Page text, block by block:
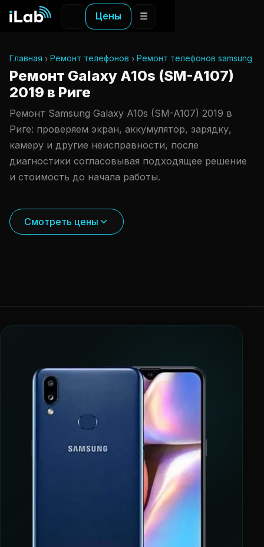
Цены ☰
Главная Ремонт телефонов Ремонт телефонов samsung
Ремонт Galaxy A10s (SM-A107)
2019 в Риге
Ремонт Samsung Galaxy A10s (SM-A107) 2019 в
Риге: проверяем экран, аккумулятор, зарядку,
камеру и другие неисправности, после
диагностики согласовывая подходящее решение
и стоимость до начала работы.
Смотреть цены